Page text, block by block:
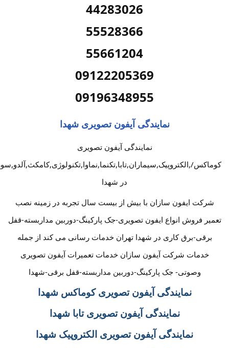
44283026
55528366
55661204
09122205369
09196348955
نمایندگی آیفون تصویری شهدا
نمایندگی آیفون تصویری
کوماکس/
در شهدا
شرکت ایفون سازان با بیش از بیست سال تجربه در زمینه نصب
تعمیر فروش انواع ایفون تصویری-جک پارکینگ-دوربین مداربسته-قفل
برقی-برق کاری در شهدا تهران خدمات رسانی می کند از جمله
خدمات شرکت آیفون سازان خدمات تعمیرات آیفون تصویری
وصوتی- جک پارکینگ-دوربین مداربسته-قفل برقی-شهدا
نمایندگی آیفون تصویری کوماکس شهدا
نمایندگی آیفون تصویری تابا شهدا
نمایندگی آیفون تصویری الکتروپیک شهدا